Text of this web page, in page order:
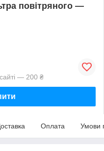
повітряного —
— 200 ₴
Оплата Умови